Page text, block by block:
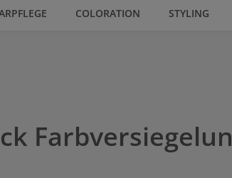
COLORATION STYLING